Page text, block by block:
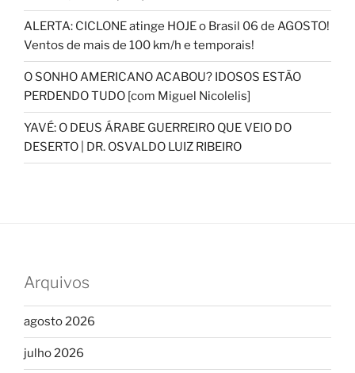
ALERTA: CICLONE atinge HOJE o Brasil 06 de AGOSTO!
Ventos de mais de 100 km/h e temporais!
O SONHO AMERICANO ACABOU? IDOSOS ESTÃO
PERDENDO TUDO [com Miguel Nicolelis]
YAVÉ: O DEUS ÁRABE GUERREIRO QUE VEIO DO
DESERTO | DR. OSVALDO LUIZ RIBEIRO
Arquivos
agosto 2026
julho 2026